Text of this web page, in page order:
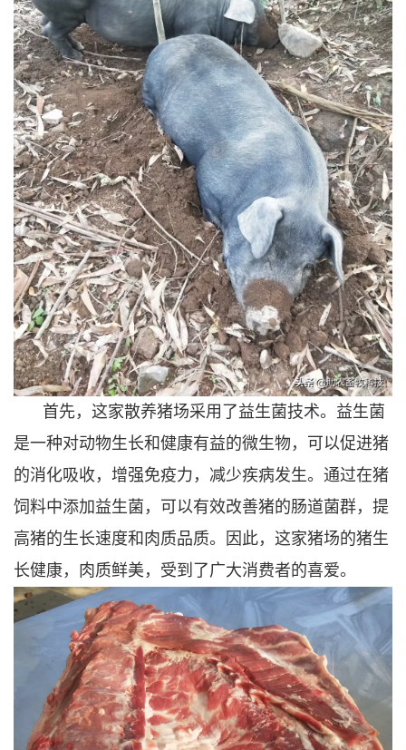
首先，这家散养猪场采用了益生菌技术。益生菌
是一种对动物生长和健康有益的微生物，可以促进猪
的消化吸收，增强免疫力，减少疾病发生。通过在猪
饲料中添加益生菌，可以有效改善猪的肠道菌群，提
高猪的生长速度和肉质品质。因此，这家猪场的猪生
长健康，肉质鲜美，受到了广大消费者的喜爱。